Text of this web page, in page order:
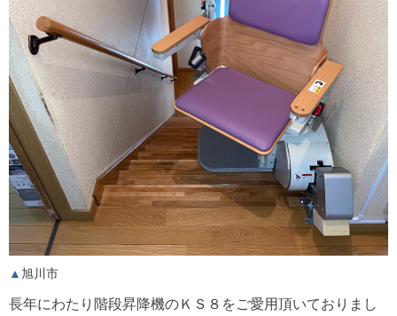
旭川市
長年にわたり階段昇降機のＫＳ８をご愛用頂いておりまし